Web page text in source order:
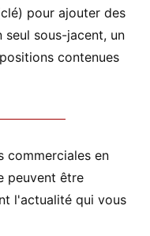
pour ajouter des
sous-jacent, un
contenues
commerciales en
peuvent être
l'actualité qui vous